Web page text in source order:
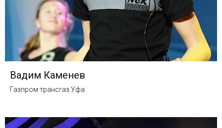
Вадим Каменев
Газпром трансгаз Уфа